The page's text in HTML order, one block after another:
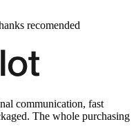
recomended
communication, fast
The whole purchasing